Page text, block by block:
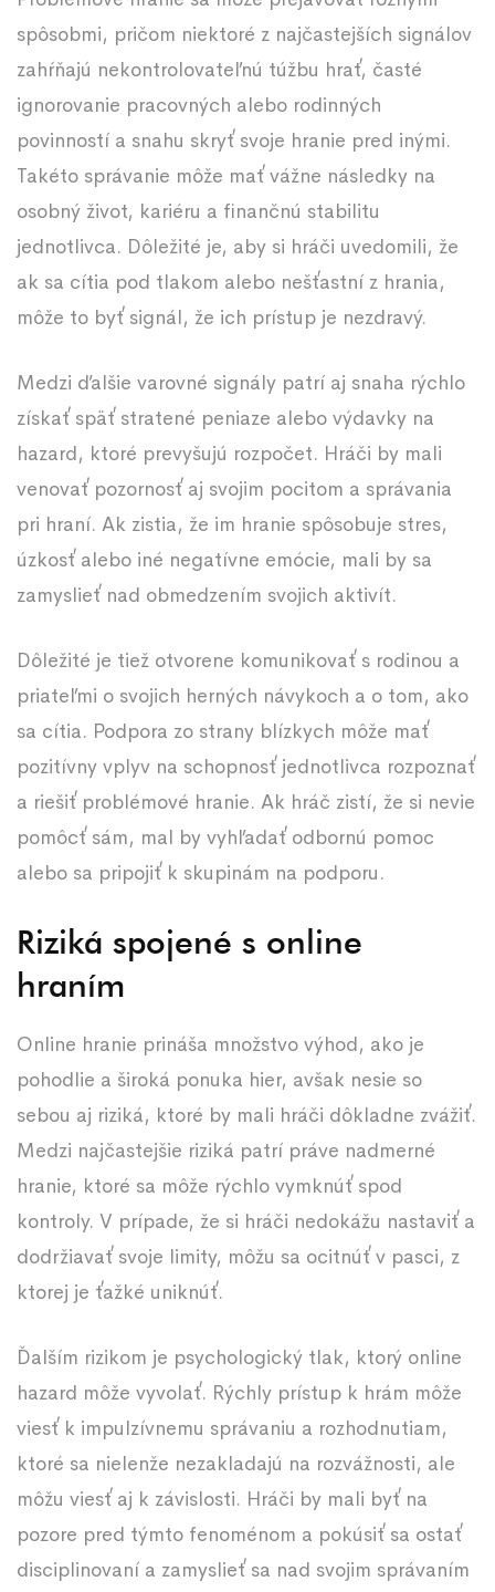
spôsobmi, pričom niektoré z najčastejších signálov
zahŕňajú nekontrolovateľnú túžbu hrať, časté
ignorovanie pracovných alebo rodinných
povinností a snahu skryť svoje hranie pred inými.
Takéto správanie môže mať vážne následky na
osobný život, kariéru a finančnú stabilitu
jednotlivca. Dôležité je, aby si hráči uvedomili, že
ak sa cítia pod tlakom alebo nešťastní z hrania,
môže to byť signál, že ich prístup je nezdravý.
Medzi ďalšie varovné signály patrí aj snaha rýchlo
získať späť stratené peniaze alebo výdavky na
hazard, ktoré prevyšujú rozpočet. Hráči by mali
venovať pozornosť aj svojim pocitom a správania
pri hraní. Ak zistia, že im hranie spôsobuje stres,
úzkosť alebo iné negatívne emócie, mali by sa
zamyslieť nad obmedzením svojich aktivít.
Dôležité je tiež otvorene komunikovať s rodinou a
priateľmi o svojich herných návykoch a o tom, ako
sa cítia. Podpora zo strany blízkych môže mať
pozitívny vplyv na schopnosť jednotlivca rozpoznať
a riešiť problémové hranie. Ak hráč zistí, že si nevie
pomôcť sám, mal by vyhľadať odbornú pomoc
alebo sa pripojiť k skupinám na podporu.
Riziká spojené s online
hraním
Online hranie prináša množstvo výhod, ako je
pohodlie a široká ponuka hier, avšak nesie so
sebou aj riziká, ktoré by mali hráči dôkladne zvážiť.
Medzi najčastejšie riziká patrí práve nadmerné
hranie, ktoré sa môže rýchlo vymknúť spod
kontroly. V prípade, že si hráči nedokážu nastaviť a
dodržiavať svoje limity, môžu sa ocitnúť v pasci, z
ktorej je ťažké uniknúť.
Ďalším rizikom je psychologický tlak, ktorý online
hazard môže vyvolať. Rýchly prístup k hrám môže
viesť k impulzívnemu správaniu a rozhodnutiam,
ktoré sa nielenže nezakladajú na rozvážnosti, ale
môžu viesť aj k závislosti. Hráči by mali byť na
pozore pred týmto fenoménom a pokúsiť sa ostať
disciplinovaní a zamyslieť sa nad svojim správaním